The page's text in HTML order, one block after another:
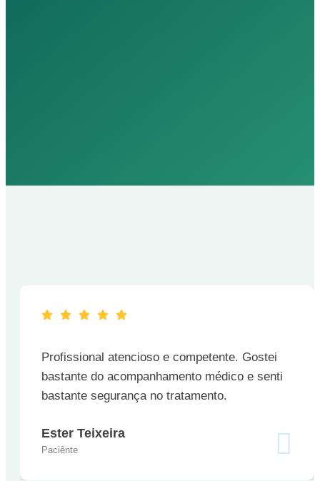
Profissional atencioso e competente. Gostei
bastante do acompanhamento médico e senti
bastante segurança no tratamento.
Ester Teixeira
Paciênte